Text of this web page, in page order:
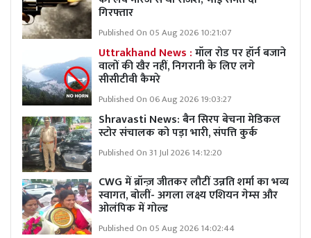
गिरफ्तार
Published On 05 Aug 2026 10:21:07
Uttrakhand News :मॉल रोड पर हॉर्न बजाने
वालों की खैर नहीं, निगरानी के लिए लगे
सीसीटीवी कैमरे
Published On 06 Aug 2026 19:03:27
Shravasti News:बैन सिरप बेचना मेडिकल
स्टोर संचालक को पड़ा भारी, संपत्ति कुर्क
Published On 31 Jul 2026 14:12:20
CWG में ब्रॉन्ज़ जीतकर लौटीं उन्नति शर्मा का भव्य
स्वागत, बोलीं- अगला लक्ष्य एशियन गेम्स और
ओलंपिक में गोल्ड
Published On 05 Aug 2026 14:02:44